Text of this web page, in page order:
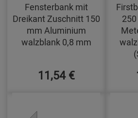
Fensterbank mit
Dreikant Zuschnitt 150
mm Aluminium
walzblank 0,8 mm
11,54 €